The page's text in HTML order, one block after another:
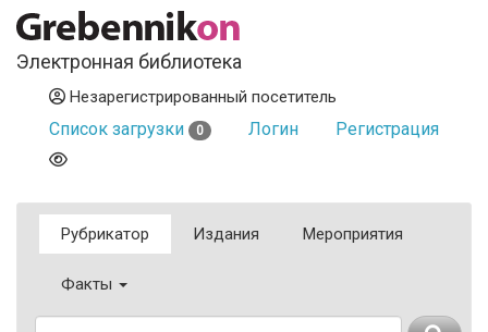
Электронная библиотека
Незарегистрированный посетитель
Список загрузки 0 Логин Регистрация
Рубрикатор Издания Мероприятия
Факты